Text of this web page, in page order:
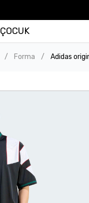
ÇOCUK
/ Forma / Adidas